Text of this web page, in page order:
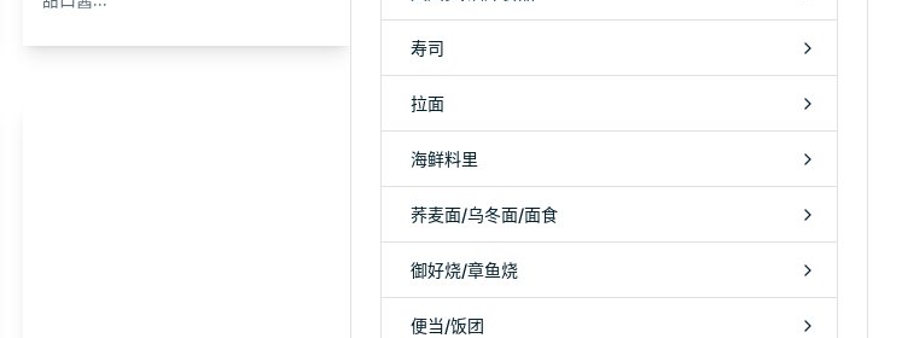
寿司
拉面
海鲜料里
荞麦面/乌冬面/面食
御好烧/章鱼烧
便当/饭团